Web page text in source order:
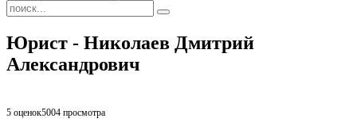
Юрист - Николаев Дмитрий
Александрович
5 оценок5004 просмотра